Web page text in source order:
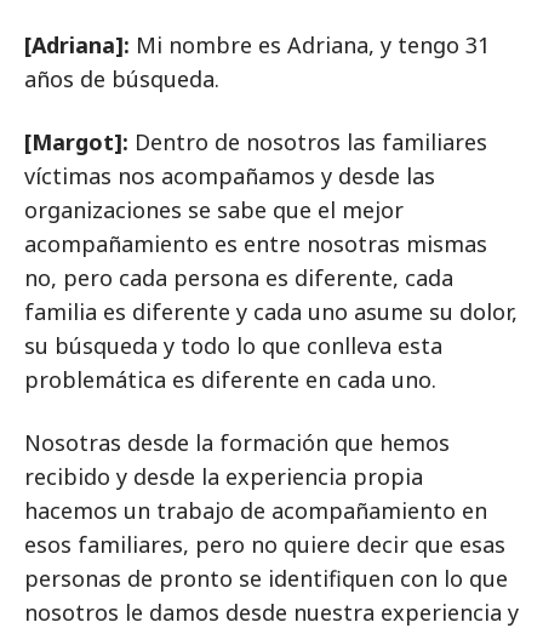
[Adriana]: Mi nombre es Adriana, y tengo 31
años de búsqueda.
[Margot]: Dentro de nosotros las familiares
víctimas nos acompañamos y desde las
organizaciones se sabe que el mejor
acompañamiento es entre nosotras mismas
no, pero cada persona es diferente, cada
familia es diferente y cada uno asume su dolor,
su búsqueda y todo lo que conlleva esta
problemática es diferente en cada uno.
Nosotras desde la formación que hemos
recibido y desde la experiencia propia
hacemos un trabajo de acompañamiento en
esos familiares, pero no quiere decir que esas
personas de pronto se identifiquen con lo que
nosotros le damos desde nuestra experiencia y